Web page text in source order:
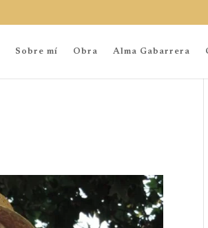
Sobre mí Obra Alma Gabarrera